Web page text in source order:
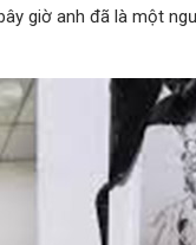
giờ anh đã là một